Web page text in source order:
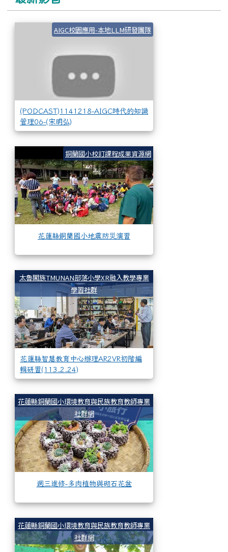
AIGC校園應用-本地LLM研發團隊
(PODCAST)1141218-AIGC時代的知識
管理06-(宋明弘)
銅蘭國小校訂課程成果資源網
花蓮縣銅蘭國小地震防災演習
太魯閣族TMUNAN部落小學XR融入教學專業
學習社群
花蓮縣智慧教育中心辦理AR2VR初階編
輯研習(113.2.24)
花蓮縣銅蘭國小環境教育與民族教育教師專業
社群網
週三進修-多肉植物與砌石花盆
花蓮縣銅蘭國小環境教育與民族教育教師專業
社群網